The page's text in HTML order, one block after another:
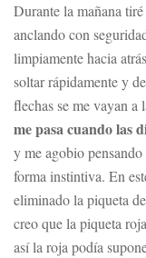
Durante la mañana
anclando con
limpiamente hacia
soltar rápidamente y
flechas se me vayan a
me pasa cuando las
y me agobio
forma instintiva. En
eliminado la piqueta
creo que la piqueta
así la roja podía